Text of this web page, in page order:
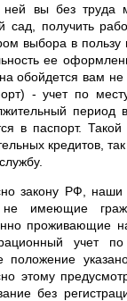
вы без труда
сад, получить
выбора в пользу
ее
обойдется вам
- учет по
в паспорт.
кредитов,
закону РФ, наши
имеющие
проживающие
учет
положение
этому
без